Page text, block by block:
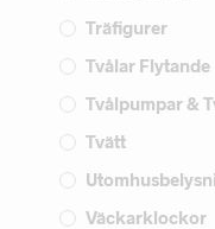
Träfigurer
Tvålar Flytande
Tvålpumpar &
Tvätt
Väckarklockor